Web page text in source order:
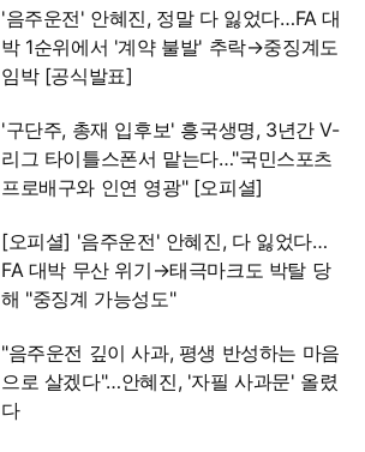
'음주운전' 안혜진, 정말 다 잃었다…FA 대
박 1순위에서 '계약 불발' 추락→중징계도
임박 [공식발표]
'구단주, 총재 입후보' 흥국생명, 3년간 V-
리그 타이틀스폰서 맡는다…"국민스포츠
프로배구와 인연 영광" [오피셜]
[오피셜] '음주운전' 안혜진, 다 잃었다…
FA 대박 무산 위기→태극마크도 박탈 당
해 "중징계 가능성도"
"음주운전 깊이 사과, 평생 반성하는 마음
으로 살겠다"…안혜진, '자필 사과문' 올렸
다